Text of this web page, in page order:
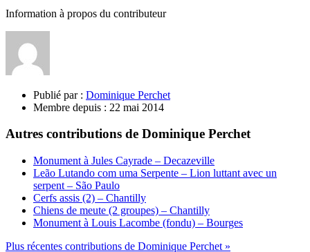
Information à propos du contributeur
Publié par : Dominique Perchet
Membre depuis : 22 mai 2014
Autres contributions de Dominique Perchet
Monument à Jules Cayrade – Decazeville
Leão Lutando com uma Serpente – Lion luttant avec un
serpent – São Paulo
Cerfs assis (2) – Chantilly
Chiens de meute (2 groupes) – Chantilly
Monument à Louis Lacombe (fondu) – Bourges
Plus récentes contributions de Dominique Perchet »